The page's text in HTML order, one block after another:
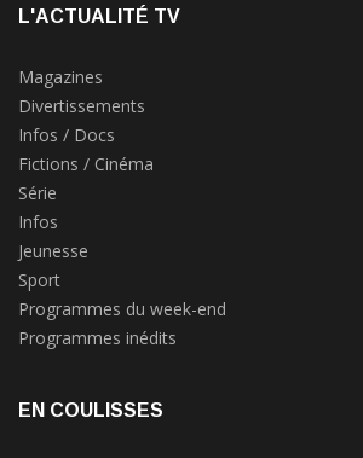
L'ACTUALITÉ TV
Magazines
Divertissements
Infos / Docs
Fictions / Cinéma
Série
Infos
Jeunesse
Sport
Programmes du week-end
Programmes inédits
EN COULISSES